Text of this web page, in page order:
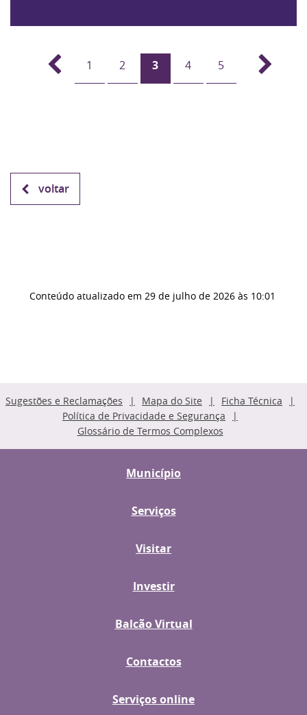
1 2 3 4 5
voltar
Conteúdo atualizado em 29 de julho de 2026 às 10:01
Sugestões e Reclamações Mapa do Site
Ficha Técnica
Política de Privacidade e Segurança
Glossário de Termos Complexos
Município
Serviços
Visitar
Investir
Balcão Virtual
Contactos
Serviços online